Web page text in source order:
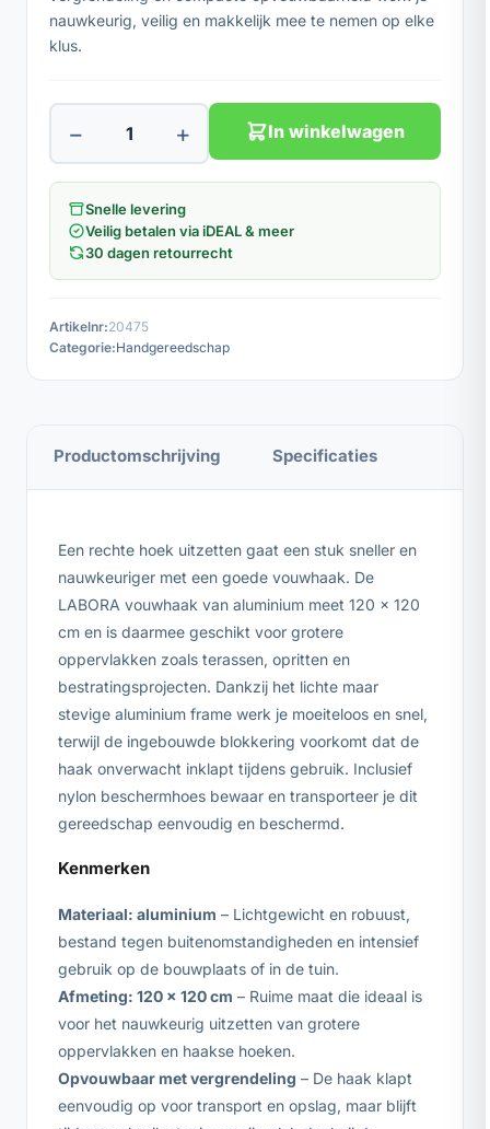
nauwkeurig, veilig en makkelijk mee te nemen op elke
klus.
− + In winkelwagen
Snelle levering
Veilig betalen via iDEAL & meer
30 dagen retourrecht
Artikelnr:20475
Categorie:Handgereedschap
Productomschrijving Specificaties
Een rechte hoek uitzetten gaat een stuk sneller en
nauwkeuriger met een goede vouwhaak. De
LABORA vouwhaak van aluminium meet 120 x 120
cm en is daarmee geschikt voor grotere
oppervlakken zoals terassen, opritten en
bestratingsprojecten. Dankzij het lichte maar
stevige aluminium frame werk je moeiteloos en snel,
terwijl de ingebouwde blokkering voorkomt dat de
haak onverwacht inklapt tijdens gebruik. Inclusief
nylon beschermhoes bewaar en transporteer je dit
gereedschap eenvoudig en beschermd.
Kenmerken
Materiaal: aluminium – Lichtgewicht en robuust,
bestand tegen buitenomstandigheden en intensief
gebruik op de bouwplaats of in de tuin.
Afmeting: 120 x 120 cm – Ruime maat die ideaal is
voor het nauwkeurig uitzetten van grotere
oppervlakken en haakse hoeken.
Opvouwbaar met vergrendeling – De haak klapt
eenvoudig op voor transport en opslag, maar blijft